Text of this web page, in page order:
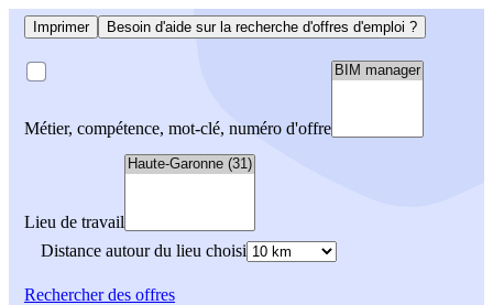
Imprimer Besoin d'aide sur la recherche d'offres d'emploi ?
Métier, compétence, mot-clé, numéro d'offre
Lieu de travail
Distance autour du lieu choisi
Rechercherdes offres